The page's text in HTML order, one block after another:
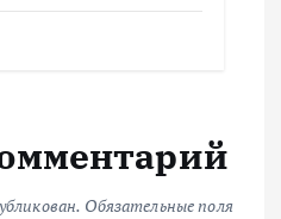
Обязательные поля